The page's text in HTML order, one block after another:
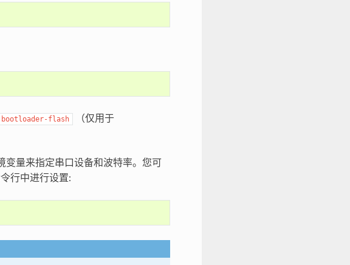
bootloader-flash
（仅用于
变量来指定串口设备和波特率。您可
行中进行设置: